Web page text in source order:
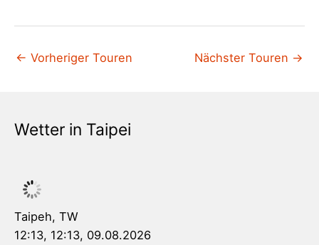
← Vorheriger Touren Nächster Touren →
Wetter in Taipei
Taipeh, TW
12:13, 12:13, 09.08.2026